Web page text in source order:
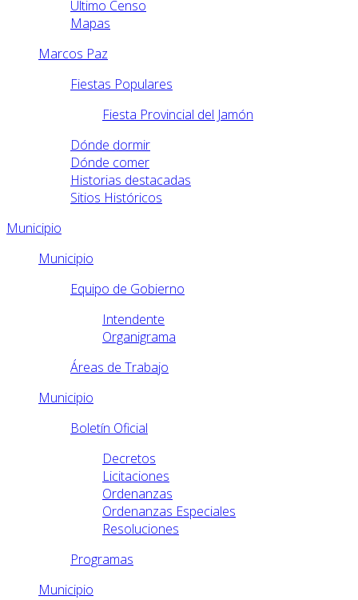
Último Censo
Mapas
Marcos Paz
Fiestas Populares
Fiesta Provincial del Jamón
Dónde dormir
Dónde comer
Historias destacadas
Sitios Históricos
Municipio
Municipio
Equipo de Gobierno
Intendente
Organigrama
Áreas de Trabajo
Municipio
Boletín Oficial
Decretos
Licitaciones
Ordenanzas
Ordenanzas Especiales
Resoluciones
Programas
Municipio